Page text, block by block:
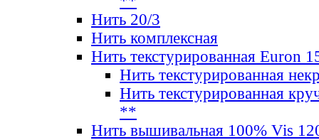
Нить 20/3
Нить комплексная
Нить текстурированная Euron
Нить текстурированная
Нить текстурированная
**
Нить вышивальная 100% Vis